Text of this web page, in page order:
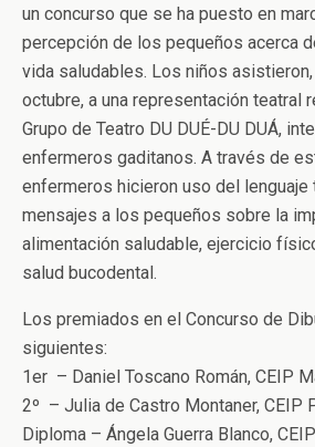
un concurso que se ha puesto en
percepción de los pequeños acerca
vida saludables. Los niños
octubre, a una representación teatral
Grupo de Teatro DU DUÉ-DU DUÁ,
enfermeros gaditanos. A través de
enfermeros hicieron uso del lenguaje
mensajes a los pequeños sobre la
alimentación saludable, ejercicio
salud bucodental.
Los premiados en el Concurso de
siguientes:
1er – Daniel Toscano Román, CEIP
2º – Julia de Castro Montaner, CEIP
Diploma – Ángela Guerra Blanco,